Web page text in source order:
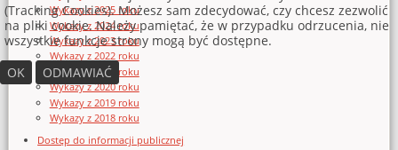
Wykazy z 2025 roku
Wykazy z 2024 roku
Wykazy z 2023 roku
Wykazy z 2022 roku
Wykazy z 2021 roku
Wykazy z 2020 roku
Wykazy z 2019 roku
Wykazy z 2018 roku
Dostęp do informacji publicznej
(Tracking Cookies). Możesz sam zdecydować, czy chcesz zezwolić
na pliki cookie. Należy pamiętać, że w przypadku odrzucenia, nie
wszystkie funkcje strony mogą być dostępne.
OK
ODMAWIAĆ